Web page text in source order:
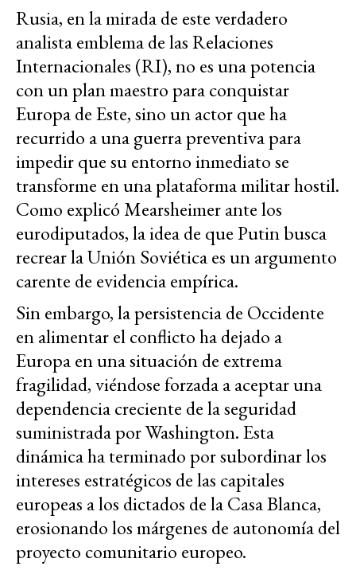
Rusia, en la mirada de este verdadero
analista emblema de las Relaciones
Internacionales (RI), no es una potencia
con un plan maestro para conquistar
Europa de Este, sino un actor que ha
recurrido a una guerra preventiva para
impedir que su entorno inmediato se
transforme en una plataforma militar hostil.
Como explicó Mearsheimer ante los
eurodiputados, la idea de que Putin busca
recrear la Unión Soviética es un argumento
carente de evidencia empírica.
Sin embargo, la persistencia de Occidente
en alimentar el conflicto ha dejado a
Europa en una situación de extrema
fragilidad, viéndose forzada a aceptar una
dependencia creciente de la seguridad
suministrada por Washington. Esta
dinámica ha terminado por subordinar los
intereses estratégicos de las capitales
europeas a los dictados de la Casa Blanca,
erosionando los márgenes de autonomía del
proyecto comunitario europeo.